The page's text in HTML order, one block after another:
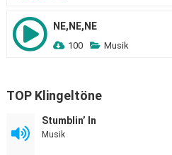
NE,NE,NE
100 Musik
TOP Klingeltöne
Stumblin’ In
Musik